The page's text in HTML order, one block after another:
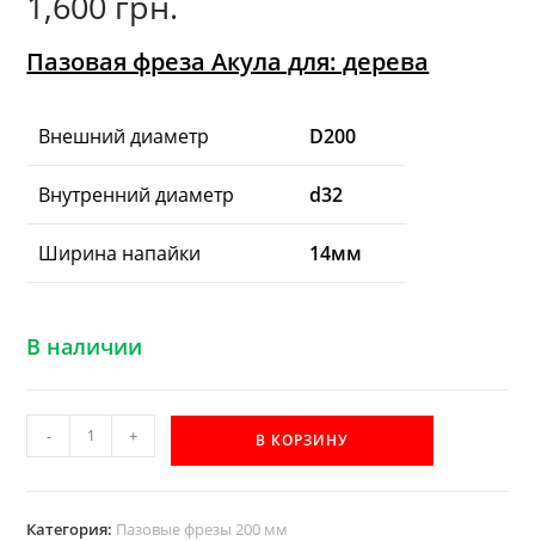
Пазовая фреза Акула для: дерева
Внешний диаметр D200
Внутренний диаметр d32
Ширина напайки 14мм
В наличии
Количество
товара
- + В КОРЗИНУ
Категория: Пазовые фрезы 200 мм